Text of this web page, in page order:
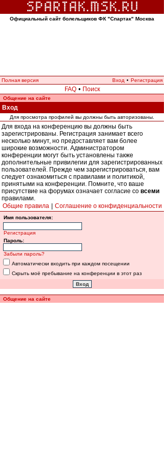
Официальный сайт болельщиков ФК "Спартак" Москва
Полная версия Вход • Регистрация
FAQ • Поиск
Общение на сайте
Вход
Для просмотра профилей вы должны быть авторизованы.
Для входа на конференцию вы должны быть
зарегистрированы. Регистрация занимает всего
несколько минут, но предоставляет вам более
широкие возможности. Администратором
конференции могут быть установлены также
дополнительные привилегии для зарегистрированных
пользователей. Прежде чем зарегистрироваться, вам
следует ознакомиться с правилами и политикой,
принятыми на конференции. Помните, что ваше
присутствие на форумах означает согласие со всеми
правилами.
Общие правила
Соглашение о конфиденциальности
Имя пользователя:
Регистрация
Пароль:
Забыли пароль?
Автоматически входить при каждом посещении
Скрыть моё пребывание на конференции в этот раз
Общение на сайте